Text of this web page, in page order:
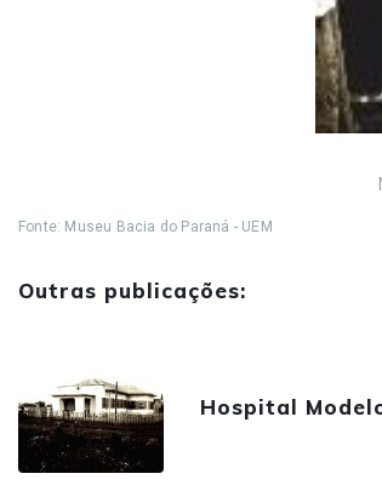
Fonte: Museu Bacia do Paraná - UEM
Outras publicações:
Hospital